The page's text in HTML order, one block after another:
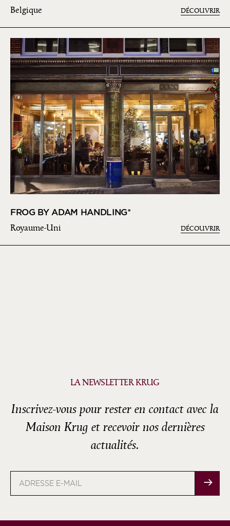
Belgique DÉCOUVRIR
FROG BY ADAM HANDLING*
Royaume-Uni DÉCOUVRIR
LA NEWSLETTER KRUG
Inscrivez-vous pour rester en contact avec la
Maison Krug et recevoir nos dernières
actualités.